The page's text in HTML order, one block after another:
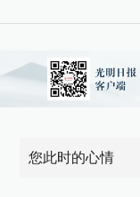
您此时的心情